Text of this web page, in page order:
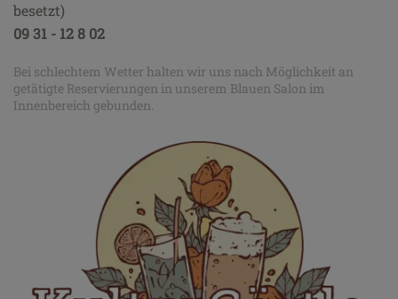
besetzt)
09 31 - 12 8 02
Bei schlechtem Wetter halten wir uns nach Möglichkeit an
getätigte Reservierungen in unserem Blauen Salon im
Innenbereich gebunden.